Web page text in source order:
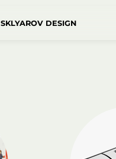
SKLYAROV DESIGN